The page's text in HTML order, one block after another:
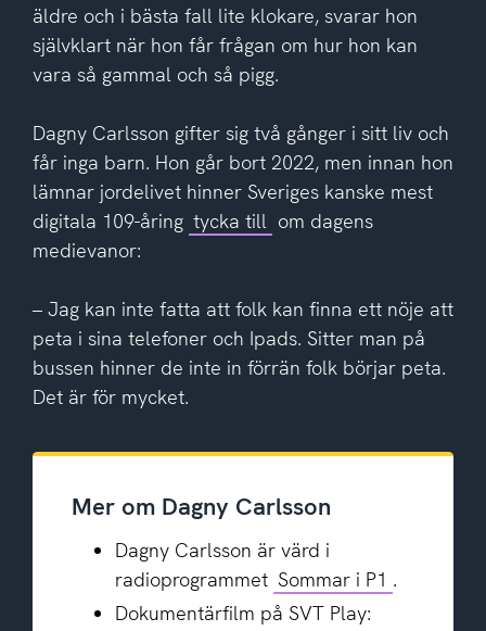
äldre och i bästa fall lite klokare, svarar hon
självklart när hon får frågan om hur hon kan
vara så gammal och så pigg.
Dagny Carlsson gifter sig två gånger i sitt liv och
får inga barn. Hon går bort 2022, men innan hon
lämnar jordelivet hinner Sveriges kanske mest
digitala 109-åring tycka till om dagens
medievanor:
– Jag kan inte fatta att folk kan finna ett nöje att
peta i sina telefoner och Ipads. Sitter man på
bussen hinner de inte in förrän folk börjar peta.
Det är för mycket.
Mer om Dagny Carlsson
Dagny Carlsson är värd i
radioprogrammet Sommar i P1 .
Dokumentärfilm på SVT Play: